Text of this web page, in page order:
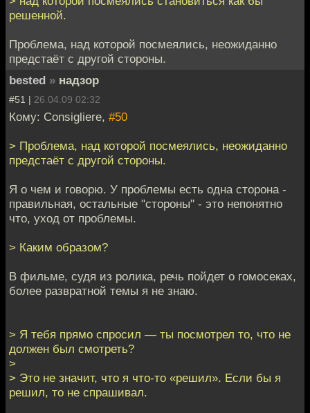
решенной.
Проблема, над которой посмеялись, неожиданно
предстаёт с другой стороны.
bested » надзор
#51 | 26.04.09 02:32
Кому: Consigliere, #50
> Проблема, над которой посмеялись, неожиданно
предстаёт с другой стороны.
Я о чем и говорю. У проблемы есть одна сторона -
правильная, остальные "стороны" - это непонятно
что, уход от проблемы.
> Каким образом?
В фильме, судя из ролика, речь пойдет о гомосеках,
более развратной темы я не знаю.
> Я тебя прямо спросил — ты посмотрел то, что не
должен был смотреть?
>
> Это не значит, что я что-то «решил». Если бы я
решил, то не спрашивал.